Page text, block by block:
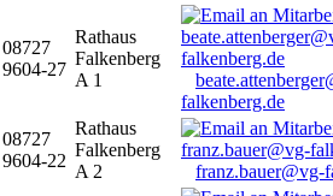
08727
9604-27
Rathaus
Falkenberg
A 1
falkenberg.de
08727
9604-22
Rathaus
Falkenberg
A 2
franz.bauer@vg-